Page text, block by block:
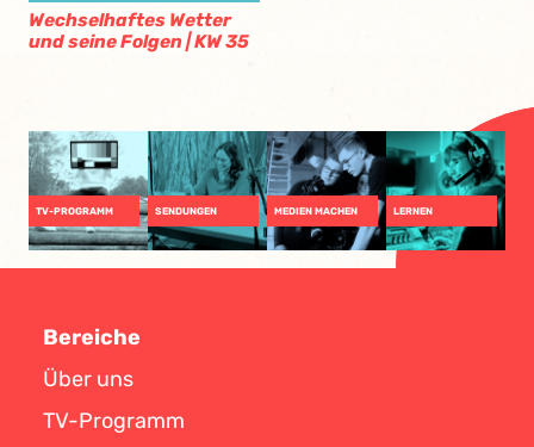
Wechselhaftes Wetter
und seine Folgen | KW 35
TV-PROGRAMM SENDUNGEN MEDIEN MACHEN LERNEN
Bereiche
Über uns
TV-Programm